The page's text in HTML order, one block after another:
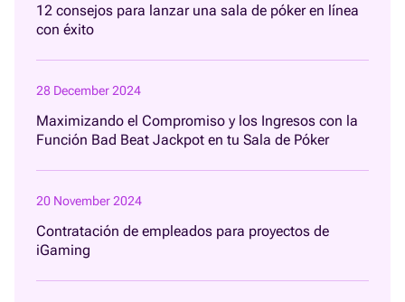
12 consejos para lanzar una sala de póker en línea
con éxito
28 December 2024
Maximizando el Compromiso y los Ingresos con la
Función Bad Beat Jackpot en tu Sala de Póker
20 November 2024
Contratación de empleados para proyectos de
iGaming